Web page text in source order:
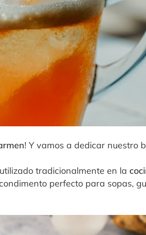
! Y vamos a dedicar nuestro
tradicionalmente en la
perfecto para sopas,